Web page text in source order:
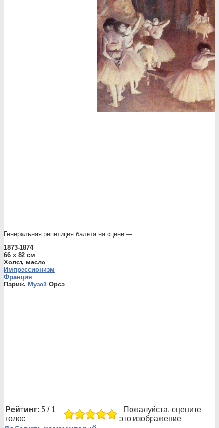
Генеральная репетиция балета на сцене —
1873-1874
66 x 82 см
Холст, масло
Импрессионизм
Франция
Париж. Музей Орсэ
Рейтинг: 5 / 1
голос
Пожалуйста, оцените
это изображение